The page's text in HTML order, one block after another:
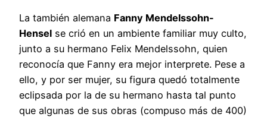
La también alemana Fanny Mendelssohn-
Hensel se crió en un ambiente familiar muy culto,
junto a su hermano Felix Mendelssohn, quien
reconocía que Fanny era mejor interprete. Pese a
ello, y por ser mujer, su figura quedó totalmente
eclipsada por la de su hermano hasta tal punto
que algunas de sus obras (compuso más de 400)